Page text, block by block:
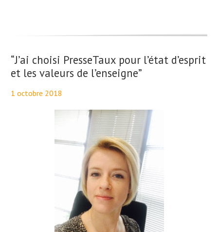
“J’ai choisi PresseTaux pour l’état d’esprit
et les valeurs de l’enseigne”
1 octobre 2018